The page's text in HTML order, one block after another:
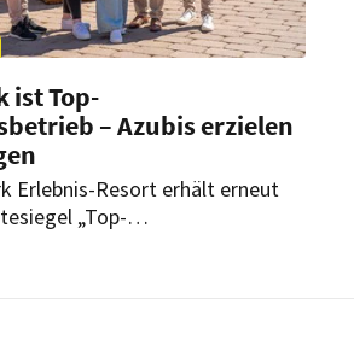
ist Top-
– Azubis erzielen
Erlebnis-Resort erhält erneut
„Top-